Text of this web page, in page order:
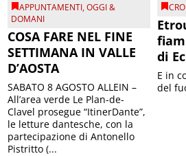
APPUNTAMENTI,OGGI &
DOMANI
COSA FARE NEL FINE
SETTIMANA IN VALLE
D’AOSTA
SABATO 8 AGOSTO ALLEIN –
All’area verde Le Plan-de-
Clavel prosegue “ItinerDante”,
le letture dantesche, con la
partecipazione di Antonello
Pistritto (...
di
E in
del